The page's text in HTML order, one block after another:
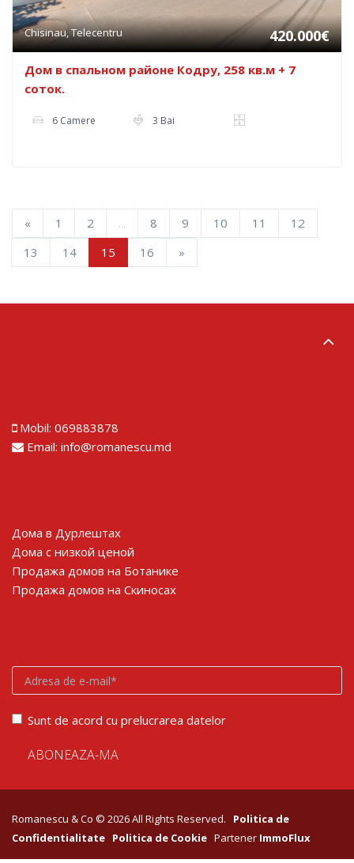
Chisinau, Telecentru 420.000€
Дом в спальном районе Кодру, 258 кв.м + 7
соток.
6 Camere 3 Bai
« 1 2 ... 8 9 10 11
12
13
14 15 16 »
Mobil: 069883878
Email: info@romanescu.md
Дома в Дурлештах
Дома с низкой ценой
Продажа домов на Ботанике
Продажа домов на Скиносах
Sunt de acord cu prelucrarea datelor
Romanescu & Co © 2026 All Rights Reserved. Politica de
Confidentialitate Politica de Cookie Partener ImmoFlux